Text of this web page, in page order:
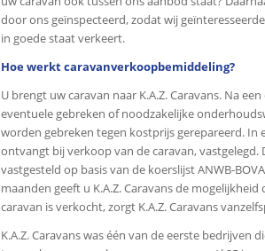
door ons geïnspecteerd, zodat wij
in goede staat verkeert.
Hoe werkt caravanverkoopbemiddeling?
U brengt uw caravan naar K.A.Z. Caravans. Na
eventuele gebreken of noodzakelijke
worden gebreken tegen kostprijs gerepareerd. In
ontvangt bij verkoop van de caravan, vastgelegd.
vastgesteld op basis van de koerslijst ANWB-
maanden geeft u K.A.Z. Caravans de
caravan is verkocht, zorgt K.A.Z. Caravans
K.A.Z. Caravans was één van de eerste bedrijven